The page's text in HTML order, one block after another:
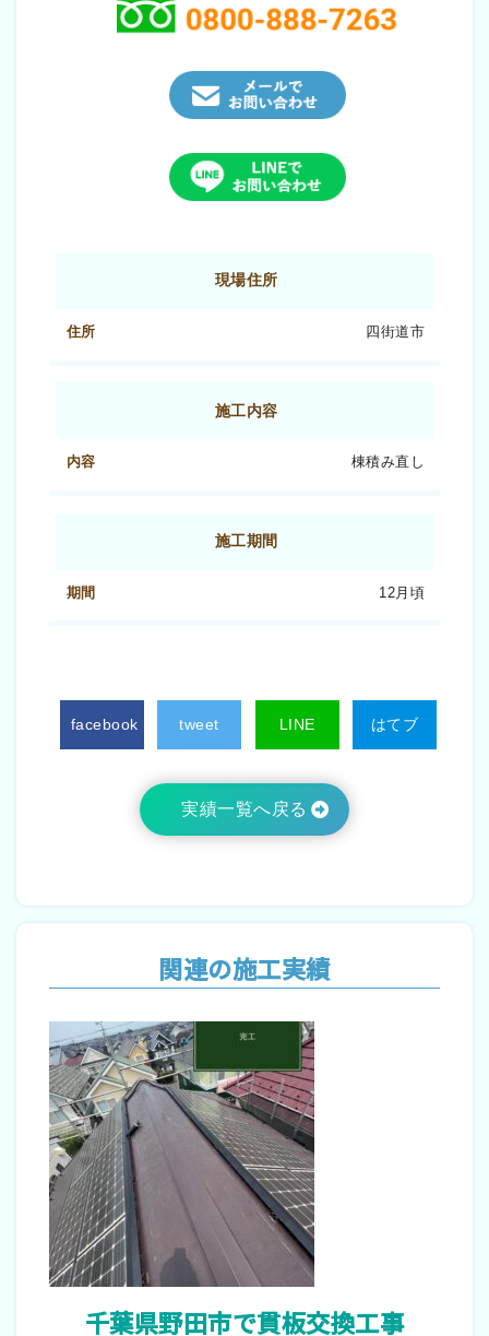
現場住所
四街道市
施工内容
棟積み直し
施工期間
12月頃
facebook tweet LINE はてブ
実績一覧へ戻る
関連の施工実績
千葉県野田市で貫板交換工事